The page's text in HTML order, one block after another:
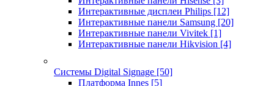
Интерактивные дисплеи Philips [12]
Интерактивные панели Samsung [20]
Интерактивные панели Vivitek [1]
Интерактивные панели Hikvision [4]
Системы Digital Signage [50]
Платформа Innes [5]